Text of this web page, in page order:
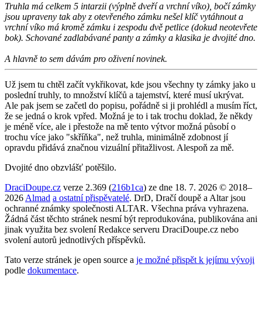
Truhla má celkem 5 intarzii (výplně dveří a vrchní víko), bočí zámky
jsou upraveny tak aby z otevřeného zámku nešel klíč vytáhnout a
vrchní víko má kromě zámku i zespodu dvě petlice (dokud neotevřete
bok). Schované zadlabávané panty a zámky a klasika je dvojité dno.
A hlavně to sem dávám pro oživení novinek.
Už jsem tu chtěl začít vykřikovat, kde jsou všechny ty zámky jako u
poslední truhly, to množství klíčů a tajemství, které musí ukrývat.
Ale pak jsem se začetl do popisu, pořádně si ji prohlédl a musím říct,
že se jedná o krok vpřed. Možná je to i tak trochu doklad, že někdy
je méně více, ale i přestože na mě tento výtvor možná působí o
trochu více jako "skříňka", než truhla, minimálně zdobnost jí
opravdu přidává značnou vizuální přitažlivost. Alespoň za mě.
Dvojité dno obzvlášť potěšilo.
DraciDoupe.cz verze 2.369 (216b1ca) ze dne 18. 7. 2026 © 2018–
2026 Almad a ostatní přispěvatelé. DrD, Dračí doupě a Altar jsou
ochranné známky společnosti ALTAR. Všechna práva vyhrazena.
Žádná část těchto stránek nesmí být reprodukována, publikována ani
jinak využita bez svolení Redakce serveru DraciDoupe.cz nebo
svolení autorů jednotlivých příspěvků.
Tato verze stránek je open source a je možné přispět k jejímu vývoji
podle dokumentace.